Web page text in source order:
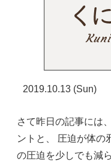
2019.10.13 (Sun)
さて昨日の記事には
ントと、 圧迫が体の
の圧迫を少しでも減